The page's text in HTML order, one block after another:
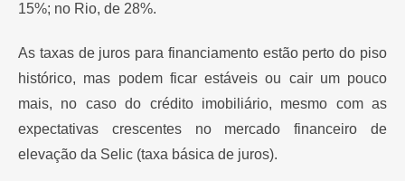
15%; no Rio, de 28%.
As taxas de juros para financiamento estão perto do piso
histórico, mas podem ficar estáveis ou cair um pouco
mais, no caso do crédito imobiliário, mesmo com as
expectativas crescentes no mercado financeiro de
elevação da Selic (taxa básica de juros).